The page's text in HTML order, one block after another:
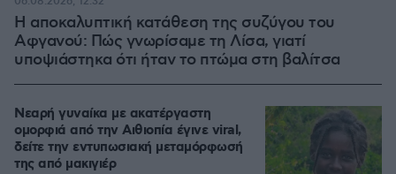
Η αποκαλυπτική κατάθεση της συζύγου του
Αφγανού: Πώς γνωρίσαμε τη Λίσα, γιατί
υποψιάστηκα ότι ήταν το πτώμα στη βαλίτσα
Νεαρή γυναίκα με ακατέργαστη
ομορφιά από την Αιθιοπία έγινε viral,
δείτε την εντυπωσιακή μεταμόρφωσή
της από μακιγιέρ